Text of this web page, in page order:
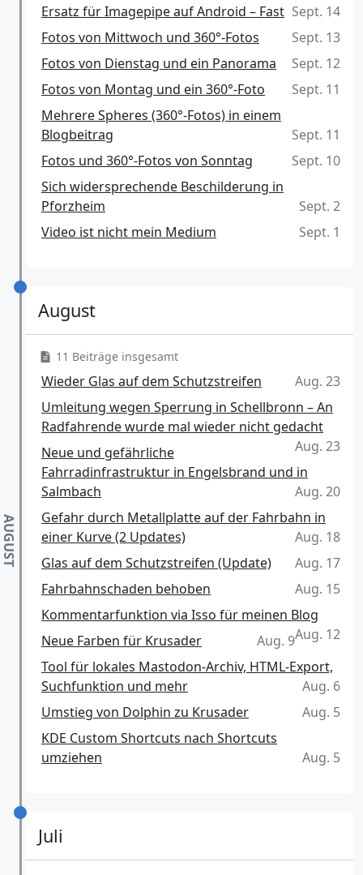
Ersatz für Imagepipe auf Android – Fast Sept. 14
Fotos von Mittwoch und 360°-Fotos
Sept. 13
Fotos von Dienstag und ein Panorama
Sept. 12
Fotos von Montag und ein 360°-Foto
Sept. 11
Mehrere Spheres (360°-Fotos) in einem
Blogbeitrag
Sept. 11
Fotos und 360°-Fotos von Sonntag
Sept. 10
Sich widersprechende Beschilderung in
Pforzheim
Sept. 2
Video ist nicht mein Medium
Sept. 1
August
11 Beiträge insgesamt
Wieder Glas auf dem Schutzstreifen
Aug. 23
Umleitung wegen Sperrung in Schellbronn – An
Radfahrende wurde mal wieder nicht gedacht
Aug. 23
Neue und gefährliche
Fahrradinfrastruktur in Engelsbrand und in
Salmbach
Aug. 20
Gefahr durch Metallplatte auf der Fahrbahn in
einer Kurve (2 Updates)
Aug. 18
Glas auf dem Schutzstreifen (Update)
Aug. 17
Fahrbahnschaden behoben
Aug. 15
Kommentarfunktion via Isso für meinen Blog
Aug. 12
Neue Farben für Krusader
Aug. 9
Tool für lokales Mastodon-Archiv, HTML-Export,
Suchfunktion und mehr
Aug. 6
Umstieg von Dolphin zu Krusader
Aug. 5
KDE Custom Shortcuts nach Shortcuts
umziehen
Aug. 5
Juli